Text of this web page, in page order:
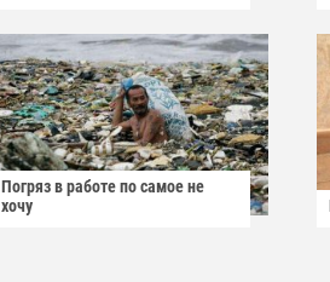
Погряз в работе по самое не
хочу